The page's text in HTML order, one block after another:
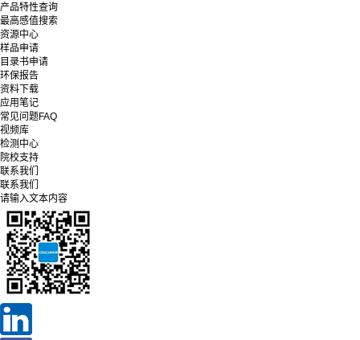
产品特性查询
最高感值搜索
资源中心
样品申请
目录书申请
环保报告
资料下载
应用笔记
常见问题FAQ
视频库
检测中心
院校支持
联系我们
联系我们
请输入文本内容